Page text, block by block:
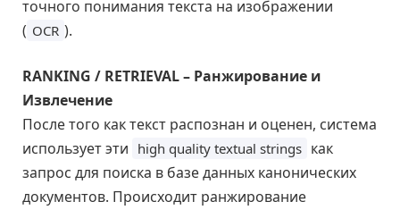
точного понимания текста на изображении
( OCR ).
RANKING / RETRIEVAL – Ранжирование и
Извлечение
После того как текст распознан и оценен, система
использует эти high quality textual strings как
запрос для поиска в базе данных канонических
документов. Происходит ранжирование